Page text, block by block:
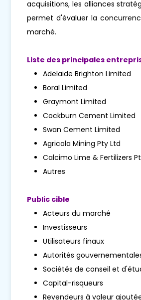
acquisitions, les alliances
permet d'évaluer la
marché.
Liste des principales
Adelaide Brighton Limited
Boral Limited
Graymont Limited
Cockburn Cement Limited
Swan Cement Limited
Agricola Mining Pty Ltd
Calcimo Lime & Fertilizers
Autres
Public cible
Acteurs du marché
Investisseurs
Utilisateurs finaux
Autorités
Sociétés de conseil et
Capital-risqueurs
Revendeurs à valeur